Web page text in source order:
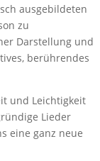
ausgebildeten
zu
Darstellung und
berührendes
und Leichtigkeit
Lieder
eine ganz neue